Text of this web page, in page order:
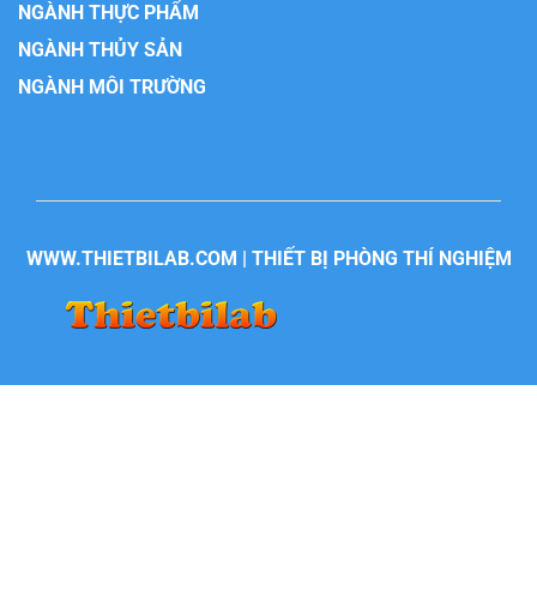
NGÀNH THỰC PHẨM
NGÀNH THỦY SẢN
NGÀNH MÔI TRƯỜNG
WWW.THIETBILAB.COM | THIẾT BỊ PHÒNG THÍ NGHIỆM